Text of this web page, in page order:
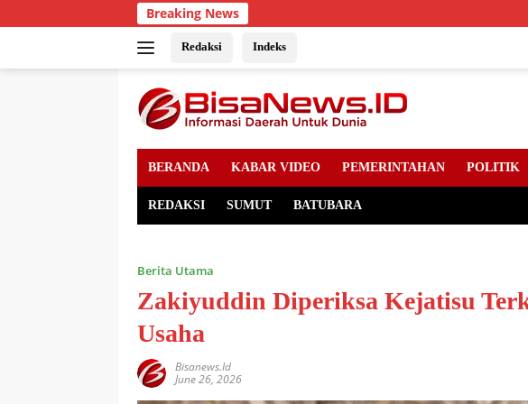
to
Breaking News
Redaksi Indeks
BERANDA KABAR VIDEO PEMERINTAHAN POLITIK
REDAKSI SUMUT BATUBARA
Berita Utama
Zakiyuddin Diperiksa Kejatisu
Usaha
Bisanews.id
June 26, 2026